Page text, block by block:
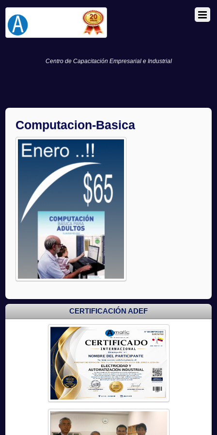
Centro de Capacitación Empresarial e Industrial
Computacion-Basica
CERTIFICACIÓN ADEF